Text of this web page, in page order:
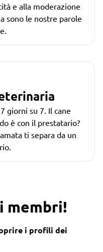
e alla moderazione
sono le nostre parole
giorni su 7. Il cane
è con il prestatario?
ti separa da un
membri!
i profili dei